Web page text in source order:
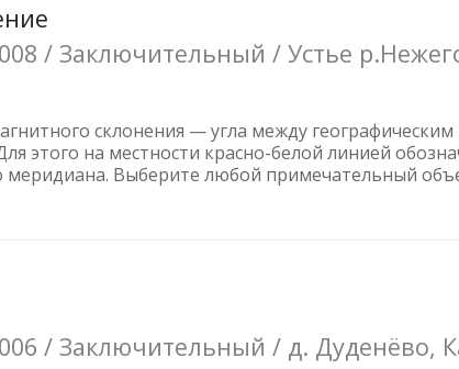
/ Заключительный / Устье
склонения — угла между
этого на местности красно-белой линией
меридиана. Выберите любой примечательный
/ Заключительный / д. Дуденёво,